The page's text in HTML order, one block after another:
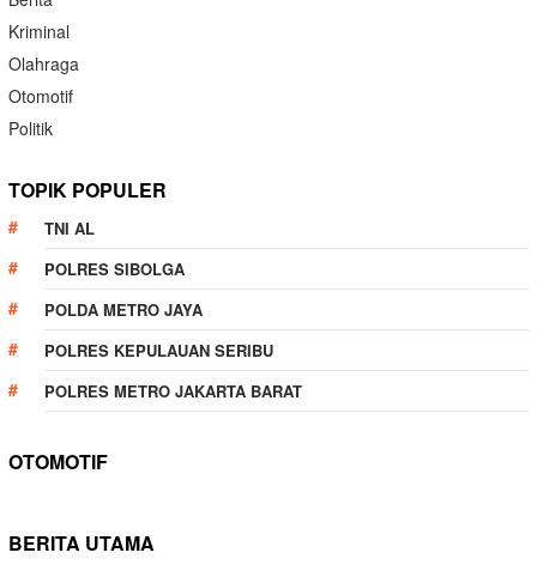
Kriminal
Olahraga
Otomotif
Politik
TOPIK POPULER
TNI AL
POLRES SIBOLGA
POLDA METRO JAYA
POLRES KEPULAUAN SERIBU
POLRES METRO JAKARTA BARAT
OTOMOTIF
BERITA UTAMA